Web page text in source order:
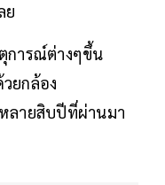
ย
การณ์ต่างๆขึ้น
ยกล้อง
ลายสิบปีที่ผ่านมา